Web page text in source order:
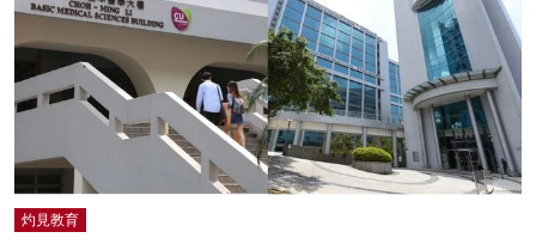
灼見教育